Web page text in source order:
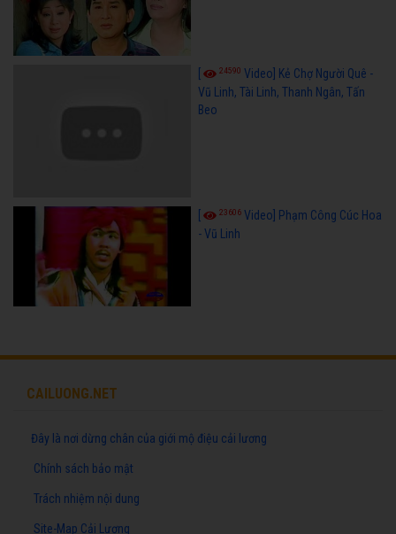
24590 Video] Kẻ Chợ Người Quê -
Vũ Linh, Tài Linh, Thanh Ngân, Tấn
Beo
23606 Video] Phạm Công Cúc Hoa
- Vũ Linh
CAILUONG.NET
Đây là nơi dừng chân của giới mộ điệu cải lương
Chính sách bảo mật
Trách nhiệm nội dung
Site-Map Cải Lương